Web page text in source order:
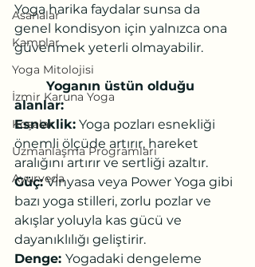
Asanalar
Kamplar
Yoga Mitolojisi
İzmir Karuna Yoga
Koşalar
Uzmanlaşma Programları
Ayurveda
Yoga harika faydalar sunsa da
genel kondisyon için yalnızca ona
güvenmek yeterli olmayabilir.
Yoganın üstün olduğu
alanlar:
Esneklik: Yoga pozları esnekliği
önemli ölçüde artırır, hareket
aralığını artırır ve sertliği azaltır.
Güç: Vinyasa veya Power Yoga gibi
bazı yoga stilleri, zorlu pozlar ve
akışlar yoluyla kas gücü ve
dayanıklılığı geliştirir.
Denge: Yogadaki dengeleme